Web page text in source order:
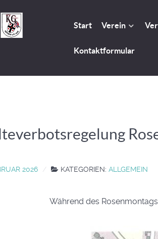
Start Verein
Kontaktformular
2026 KATEGORIEN: ALLGEMEIN
Während des